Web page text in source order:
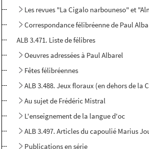
Les revues "La Cigalo narbouneso" et
Correspondance félibréenne de Paul
ALB 3.471. Liste de félibres
Oeuvres adressées à Paul Albarel
Fêtes félibréennes
ALB 3.488. Jeux floraux (en dehors de la
Au sujet de Frédéric Mistral
L'enseignement de la langue d'oc
ALB 3.497. Articles du capoulié Marius
Publications en série